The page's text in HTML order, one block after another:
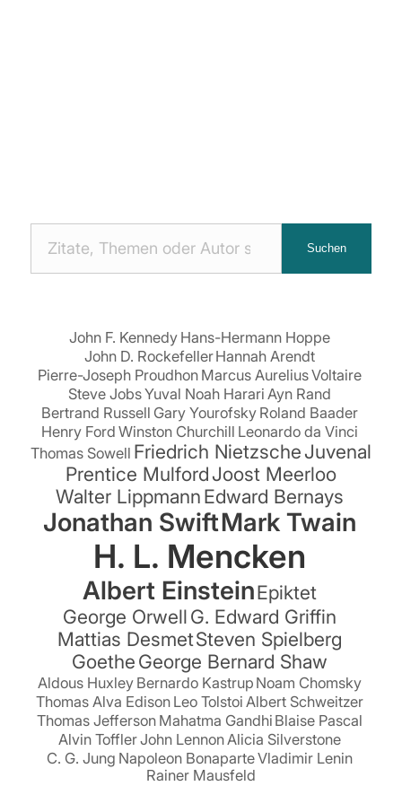
Suchen
John F. Kennedy Hans-Hermann Hoppe
John D. RockefellerHannah Arendt
Pierre-Joseph Proudhon Marcus AureliusVoltaire
Steve JobsYuval Noah Harari Ayn Rand
Bertrand Russell Gary Yourofsky Roland Baader
Henry Ford Winston Churchill Leonardo da Vinci
Thomas Sowell Friedrich NietzscheJuvenal
Prentice MulfordJoost Meerloo
Walter LippmannEdward Bernays
Jonathan SwiftMark Twain
H. L. Mencken
Albert EinsteinEpiktet
George OrwellG. Edward Griffin
Mattias DesmetSteven Spielberg
GoetheGeorge Bernard Shaw
Aldous Huxley Bernardo Kastrup Noam Chomsky
Thomas Alva Edison Leo Tolstoi Albert Schweitzer
Thomas Jefferson Mahatma Gandhi Blaise Pascal
Alvin TofflerJohn LennonAlicia Silverstone
C. G. Jung Napoleon BonaparteVladimir Lenin
Rainer Mausfeld